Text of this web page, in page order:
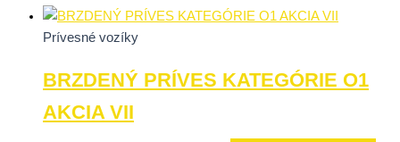
Prívesné vozíky
BRZDENÝ PRÍVES KATEGÓRIE O1
AKCIA VII